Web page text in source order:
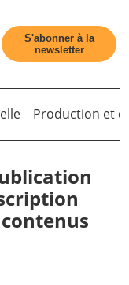
S'abonner à la
newsletter
Production et